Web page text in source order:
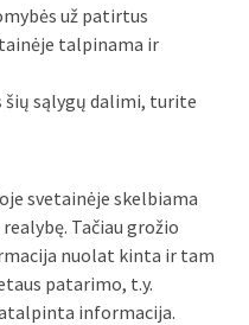
už patirtus
talpinama ir
sąlygų dalimi, turite
svetainėje skelbiama
Tačiau grožio
nuolat kinta ir tam
patarimo, t.y.
informacija.